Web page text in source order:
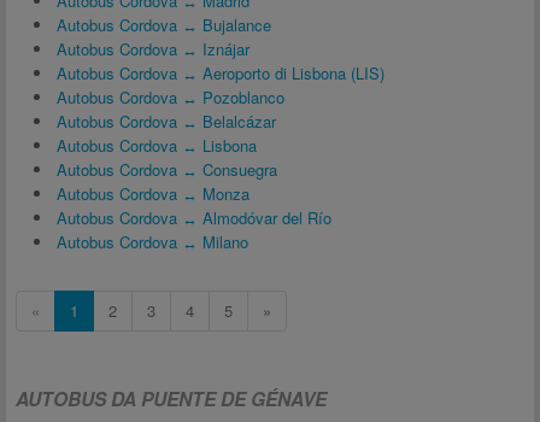
Autobus Cordova ↔ Bujalance
Autobus Cordova ↔ Iznájar
Autobus Cordova ↔ Aeroporto di Lisbona (LIS)
Autobus Cordova ↔ Pozoblanco
Autobus Cordova ↔ Belalcázar
Autobus Cordova ↔ Lisbona
Autobus Cordova ↔ Consuegra
Autobus Cordova ↔ Monza
Autobus Cordova ↔ Almodóvar del Río
Autobus Cordova ↔ Milano
« 1 2 3 4 5 »
AUTOBUS DA PUENTE DE GÉNAVE